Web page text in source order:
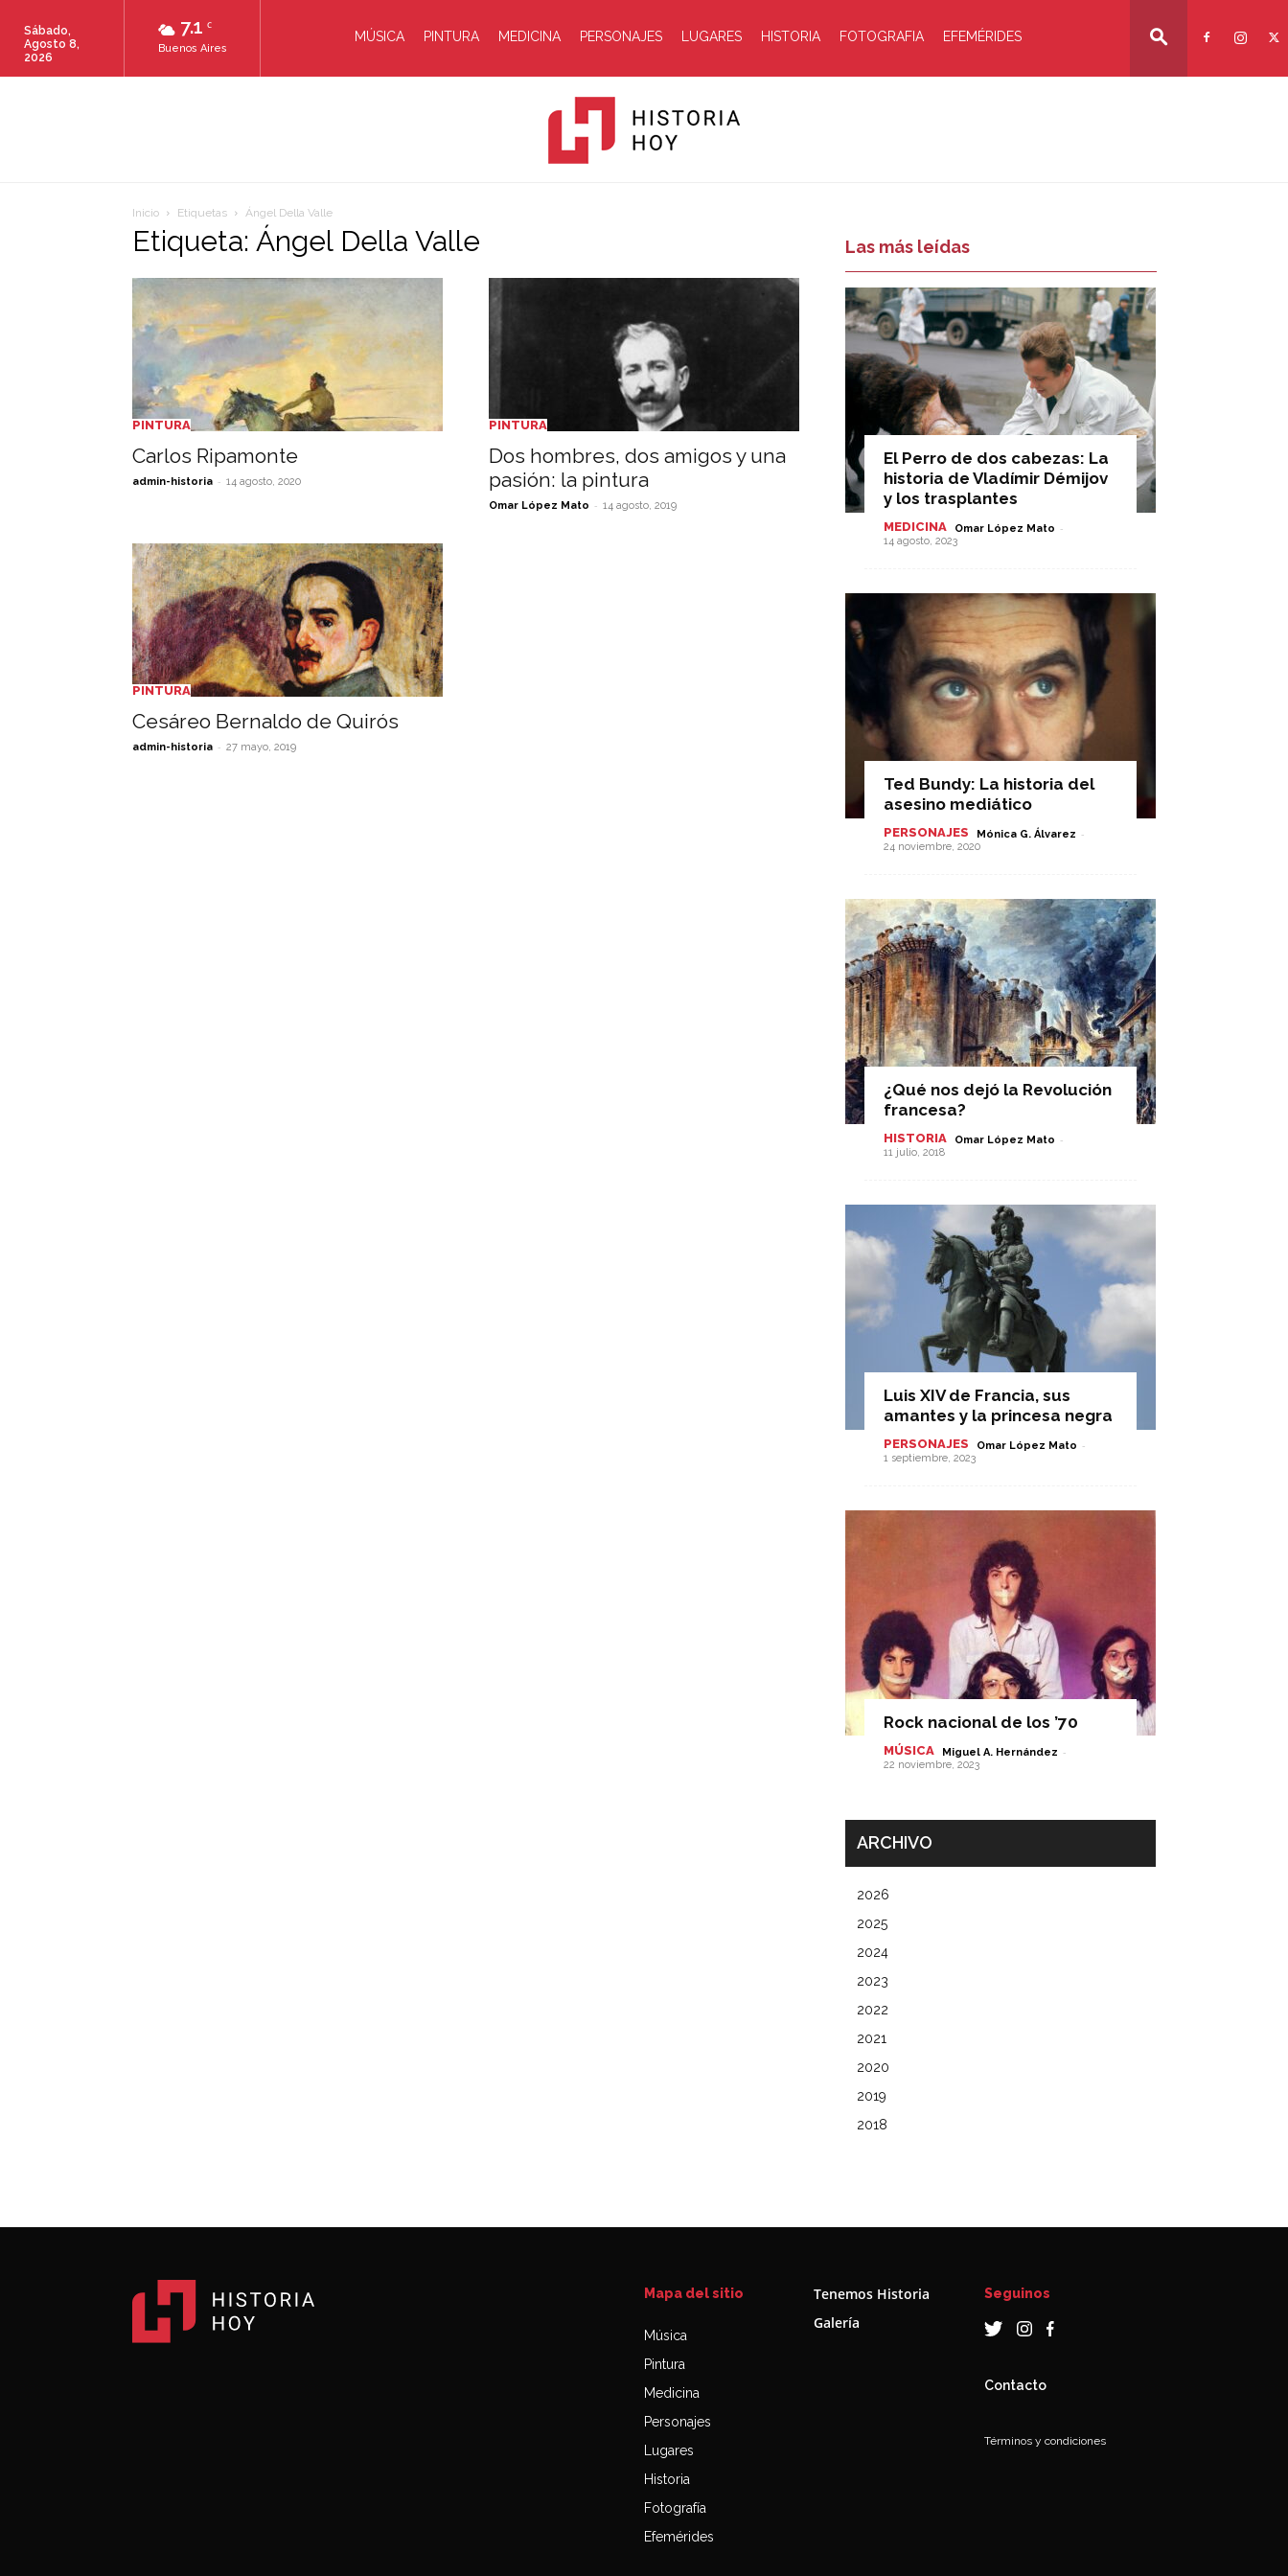
7.1 C
Buenos Aires
Sábado,
Agosto 8,
2026
MÚSICA PINTURA MEDICINA PERSONAJES LUGARES HISTORIA FOTOGRAFIA EFEMÉRIDES
Hoy
Inicio Etiquetas Ángel Della Valle
Etiqueta: Ángel Della Valle
PINTURA
Carlos Ripamonte
admin-historia - 14 agosto, 2020
PINTURA
Dos hombres, dos amigos y una
pasión: la pintura
Omar López Mato - 14 agosto, 2019
PINTURA
Cesáreo Bernaldo de Quirós
admin-historia - 27 mayo, 2019
Las más leídas
El Perro de dos cabezas: La
historia de Vladímir Démijov
y los trasplantes
MEDICINA Omar López Mato -
14 agosto, 2023
Ted Bundy: La historia del
asesino mediático
PERSONAJES Mónica G. Álvarez -
24 noviembre, 2020
¿Qué nos dejó la Revolución
francesa?
HISTORIA Omar López Mato -
11 julio, 2018
Luis XIV de Francia, sus
amantes y la princesa negra
PERSONAJES Omar López Mato -
1 septiembre, 2023
Rock nacional de los ’70
MÚSICA Miguel A. Hernández -
22 noviembre, 2023
ARCHIVO
2026
2025
2024
2023
2022
2021
2020
2019
2018
Mapa del sitio
Música
Pintura
Medicina
Personajes
Lugares
Historia
Fotografía
Efemérides
Tenemos Historia
Galería
Seguinos
Contacto
Términos y condiciones